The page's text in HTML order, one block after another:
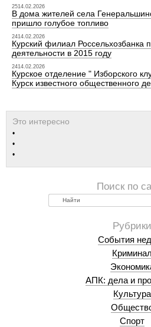
2514.02.2026
В дома жителей села
пришло голубое топливо
2414.02.2026
Курский филиал Россельхозбанка
деятельности в 2015 году
2414.02.2026
Курское отделение " Изборского
Курск известного общественного
Найти
События
Криминал
АПК: дела и
Культура
Спорт